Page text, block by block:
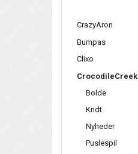
CrazyAron
Bumpas
Clixo
CrocodileCreek
Bolde
Kridt
Nyheder
Puslespil